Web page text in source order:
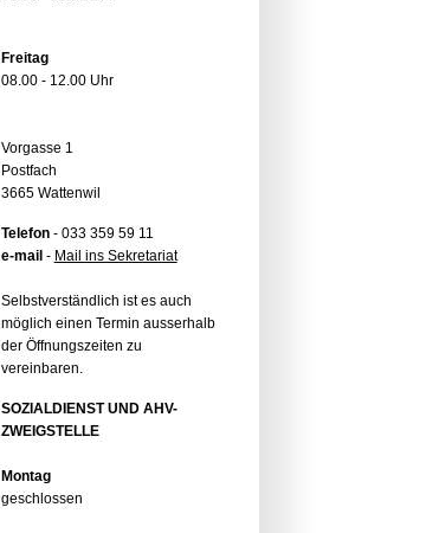
Freitag
08.00 - 12.00 Uhr
Vorgasse 1
Postfach
3665 Wattenwil
Telefon- 033 359 59 11
e-mail - Mail ins Sekretariat
Selbstverständlich ist es auch
möglich einen Termin ausserhalb
der Öffnungszeiten zu
vereinbaren.
SOZIALDIENST UND AHV-
ZWEIGSTELLE
Montag
geschlossen